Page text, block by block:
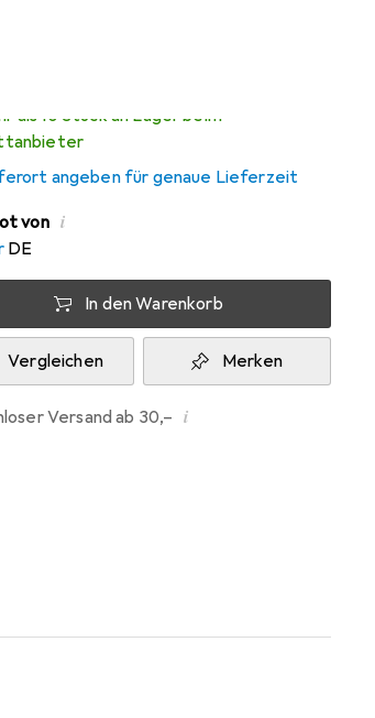
als 10 Stück an Lager beim
angeben für genaue Lieferzeit
von i
DE
In den Warenkorb
Vergleichen Merken
Versand ab 30,– i